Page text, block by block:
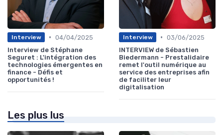
Interview • 04/04/2025
Interview de Stéphane
Seguret : L'intégration des
technologies émergentes en
finance - Défis et
opportunités !
Interview • 03/06/2025
INTERVIEW de Sébastien
Biedermann - Prestalidaire
remet l'outil numérique au
service des entreprises afin
de faciliter leur
digitalisation
Les plus lus